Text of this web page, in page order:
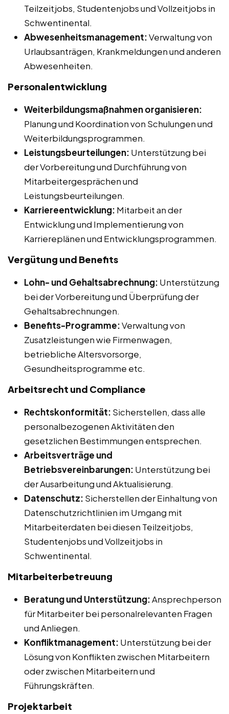
Teilzeitjobs, Studentenjobs und Vollzeitjobs in
Schwentinental.
Abwesenheitsmanagement:Verwaltung von
Urlaubsanträgen, Krankmeldungen und anderen
Abwesenheiten.
Personalentwicklung
Weiterbildungsmaßnahmen organisieren:
Planung und Koordination von Schulungen und
Weiterbildungsprogrammen.
Leistungsbeurteilungen: Unterstützung bei
der Vorbereitung und Durchführung von
Mitarbeitergesprächen und
Leistungsbeurteilungen.
Karriereentwicklung: Mitarbeit an der
Entwicklung und Implementierung von
Karriereplänen und Entwicklungsprogrammen.
Vergütung und Benefits
Lohn- und Gehaltsabrechnung: Unterstützung
bei der Vorbereitung und Überprüfung der
Gehaltsabrechnungen.
Benefits-Programme:Verwaltung von
Zusatzleistungen wie Firmenwagen,
betriebliche Altersvorsorge,
Gesundheitsprogramme etc.
Arbeitsrecht und Compliance
Rechtskonformität: Sicherstellen, dass alle
personalbezogenen Aktivitäten den
gesetzlichen Bestimmungen entsprechen.
Arbeitsverträge und
Betriebsvereinbarungen: Unterstützung bei
der Ausarbeitung und Aktualisierung.
Datenschutz: Sicherstellen der Einhaltung von
Datenschutzrichtlinien im Umgang mit
Mitarbeiterdaten bei diesen Teilzeitjobs,
Studentenjobs und Vollzeitjobs in
Schwentinental.
Mitarbeiterbetreuung
Beratung und Unterstützung:Ansprechperson
für Mitarbeiter bei personalrelevanten Fragen
und Anliegen.
Konfliktmanagement: Unterstützung bei der
Lösung von Konflikten zwischen Mitarbeitern
oder zwischen Mitarbeitern und
Führungskräften.
Projektarbeit